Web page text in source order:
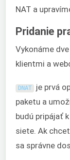
NAT a
Pridanie
Vykonáme
klientmi a
DNAT je prvá
paketu a
budú pripájať
siete. Ak
sa správne